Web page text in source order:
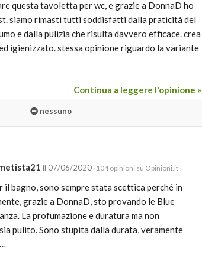
questa tavoletta per wc, e grazie a DonnaD ho
siamo rimasti tutti soddisfatti dalla praticità del
e dalla pulizia che risulta davvero efficace. crea
igienizzato. stessa opinione riguardo la variante
Continua a leggere l'opinione »
nessuno
il 07/06/2020 · 104 opinioni su Opinioni.it
bagno, sono sempre stata scettica perché in
grazie a DonnaD, sto provando le Blue
La profumazione e duratura ma non
pulito. Sono stupita dalla durata, veramente